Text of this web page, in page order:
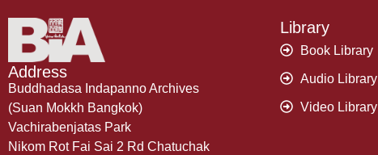
Address
Buddhadasa Indapanno Archives
(Suan Mokkh Bangkok)
Vachirabenjatas Park
Nikom Rot Fai Sai 2 Rd Chatuchak
Library
Book Library
Audio Library
Video Library